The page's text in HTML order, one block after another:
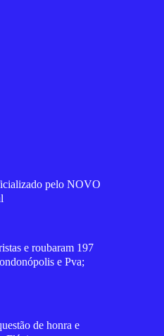
pelo NOVO
e roubaram 197
e Pva;
de honra e